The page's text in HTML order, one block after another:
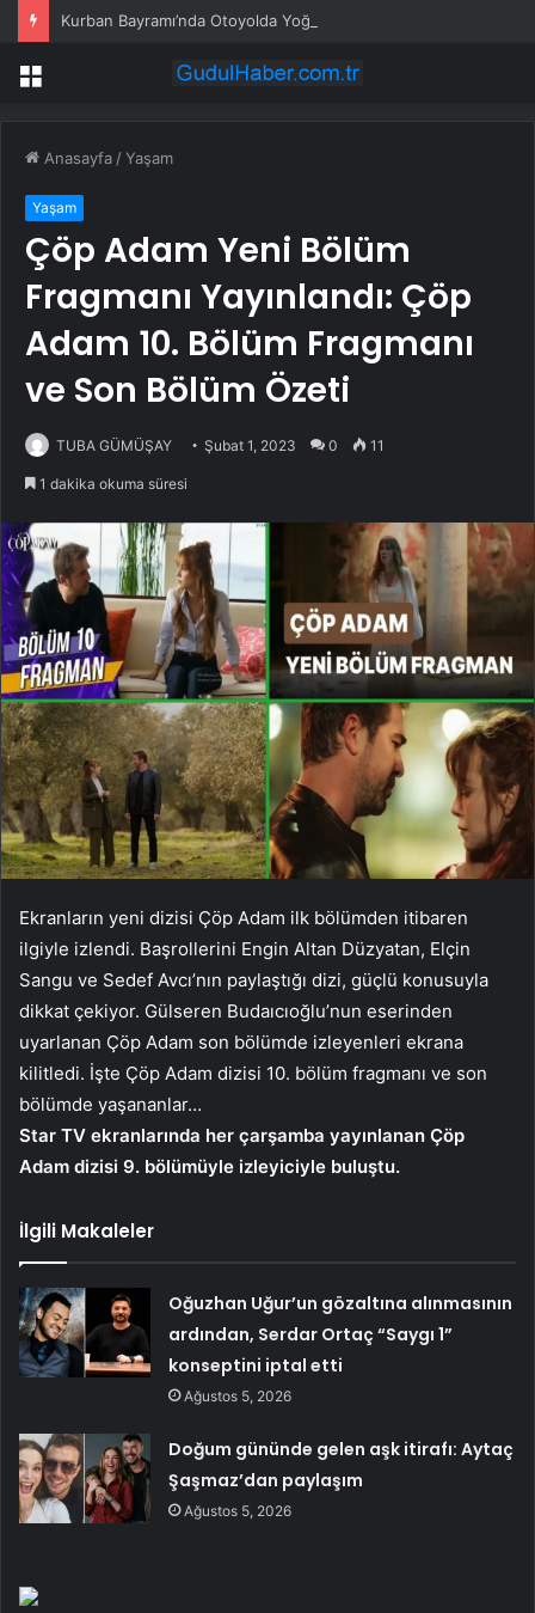
Kurban Bayramı’nda Otoyolda Yoğunluk
Menü
Anasayfa /Yaşam
Yaşam
Çöp Adam Yeni Bölüm
Fragmanı Yayınlandı: Çöp
Adam 10. Bölüm Fragmanı
ve Son Bölüm Özeti
TUBA GÜMÜŞAY Şubat 1, 2023 0 11
1 dakika okuma süresi
Ekranların yeni dizisi Çöp Adam ilk bölümden itibaren
ilgiyle izlendi. Başrollerini Engin Altan Düzyatan, Elçin
Sangu ve Sedef Avcı’nın paylaştığı dizi, güçlü konusuyla
dikkat çekiyor. Gülseren Budaıcıoğlu’nun eserinden
uyarlanan Çöp Adam son bölümde izleyenleri ekrana
kilitledi. İşte Çöp Adam dizisi 10. bölüm fragmanı ve son
bölümde yaşananlar…
Star TV ekranlarında her çarşamba yayınlanan Çöp
Adam dizisi 9. bölümüyle izleyiciyle buluştu.
İlgili Makaleler
Oğuzhan Uğur’un gözaltına alınmasının
ardından, Serdar Ortaç “Saygı 1”
konseptini iptal etti
Ağustos 5, 2026
Doğum gününde gelen aşk itirafı: Aytaç
Şaşmaz’dan paylaşım
Ağustos 5, 2026